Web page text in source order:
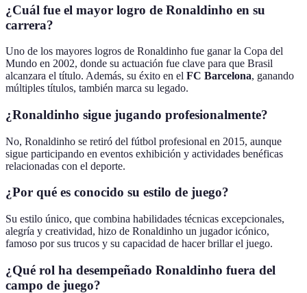
¿Cuál fue el mayor logro de Ronaldinho en su
carrera?
Uno de los mayores logros de Ronaldinho fue ganar la Copa del
Mundo en 2002, donde su actuación fue clave para que Brasil
alcanzara el título. Además, su éxito en el FC Barcelona, ganando
múltiples títulos, también marca su legado.
¿Ronaldinho sigue jugando profesionalmente?
No, Ronaldinho se retiró del fútbol profesional en 2015, aunque
sigue participando en eventos exhibición y actividades benéficas
relacionadas con el deporte.
¿Por qué es conocido su estilo de juego?
Su estilo único, que combina habilidades técnicas excepcionales,
alegría y creatividad, hizo de Ronaldinho un jugador icónico,
famoso por sus trucos y su capacidad de hacer brillar el juego.
¿Qué rol ha desempeñado Ronaldinho fuera del
campo de juego?